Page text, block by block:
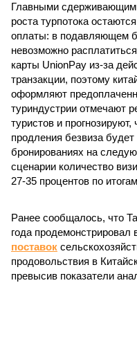
Главными
роста турпотока
оплаты: в подавляющем
невозможно
карты UnionPay из-за
транзакции, поэтому
оформляют
туриндустрии отмечают
туристов и
продления безвиза
бронированиях на
сценарии количество
27-35 процентов по
Ранее сообщалось, что
года
поставок
продовольствия в
превысив показатели